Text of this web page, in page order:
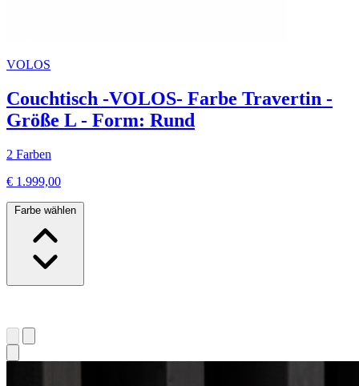
VOLOS
Couchtisch -VOLOS- Farbe Travertin -
Größe L - Form: Rund
2 Farben
€ 1.999,00
Farbe wählen